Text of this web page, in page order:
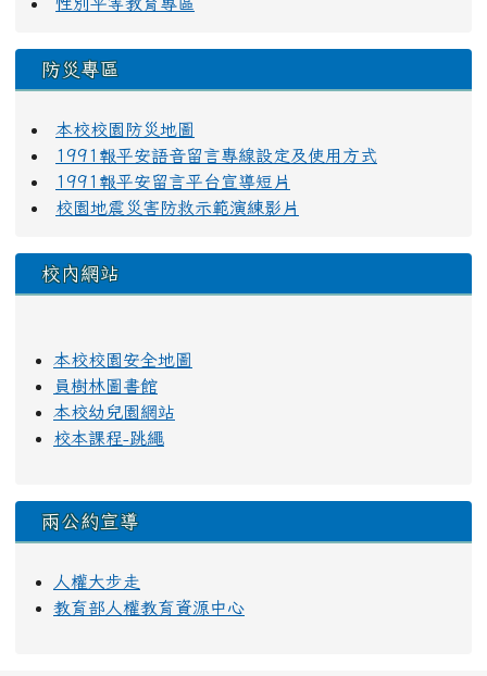
防災專區
本校校園防災地圖
1991報平安語音留言專線設定及使用方式
1991報平安留言平台宣導短片
校園地震災害防救示範演練影片
校內網站
本校校園安全地圖
員樹林圖書館
本校幼兒園網站
校本課程-跳繩
兩公約宣導
人權大步走
教育部人權教育資源中心